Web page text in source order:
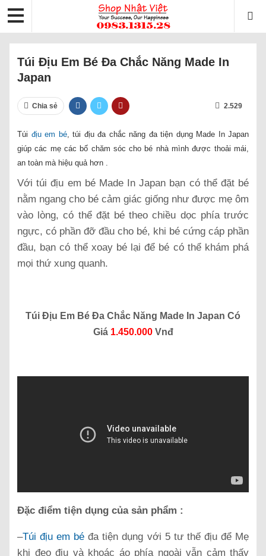
Túi Địu Em Bé Đa Chắc Năng Made In
Japan
Chia sẻ 2.529
Túi địu em bé, túi địu đa chắc năng đa tiện dụng Made In Japan
giúp các mẹ các bố chăm sóc cho bé nhà mình được thoải mái,
an toàn mà hiệu quả hơn .
Với túi địu em bé Made In Japan bạn có thể đặt bé
nằm ngang cho bé cảm giác giống như được mẹ ôm
vào lòng, có thể đặt bé theo chiều dọc phía trước
ngực, có phần đỡ đầu cho bé, khi bé cứng cáp phần
đầu, bạn có thể xoay bé lại để bé có thể khám phá
mọi thứ xung quanh.
Túi Địu Em Bé Đa Chắc Năng Made In Japan Có
Giá 1.450.000Vnđ
Đặc điểm tiện dụng của sản phẩm :
–Túi địu em bé đa tiện dụng với 5 tư thế địu để Mẹ
khi đeo địu và khoác áo phía ngoài vẫn cảm thấy